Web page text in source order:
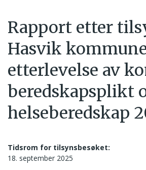
Rapport etter
Hasvik
etterlevelse av
beredskapsplikt
helseberedskap
Tidsrom for tilsynsbesøket:
18. september 2025